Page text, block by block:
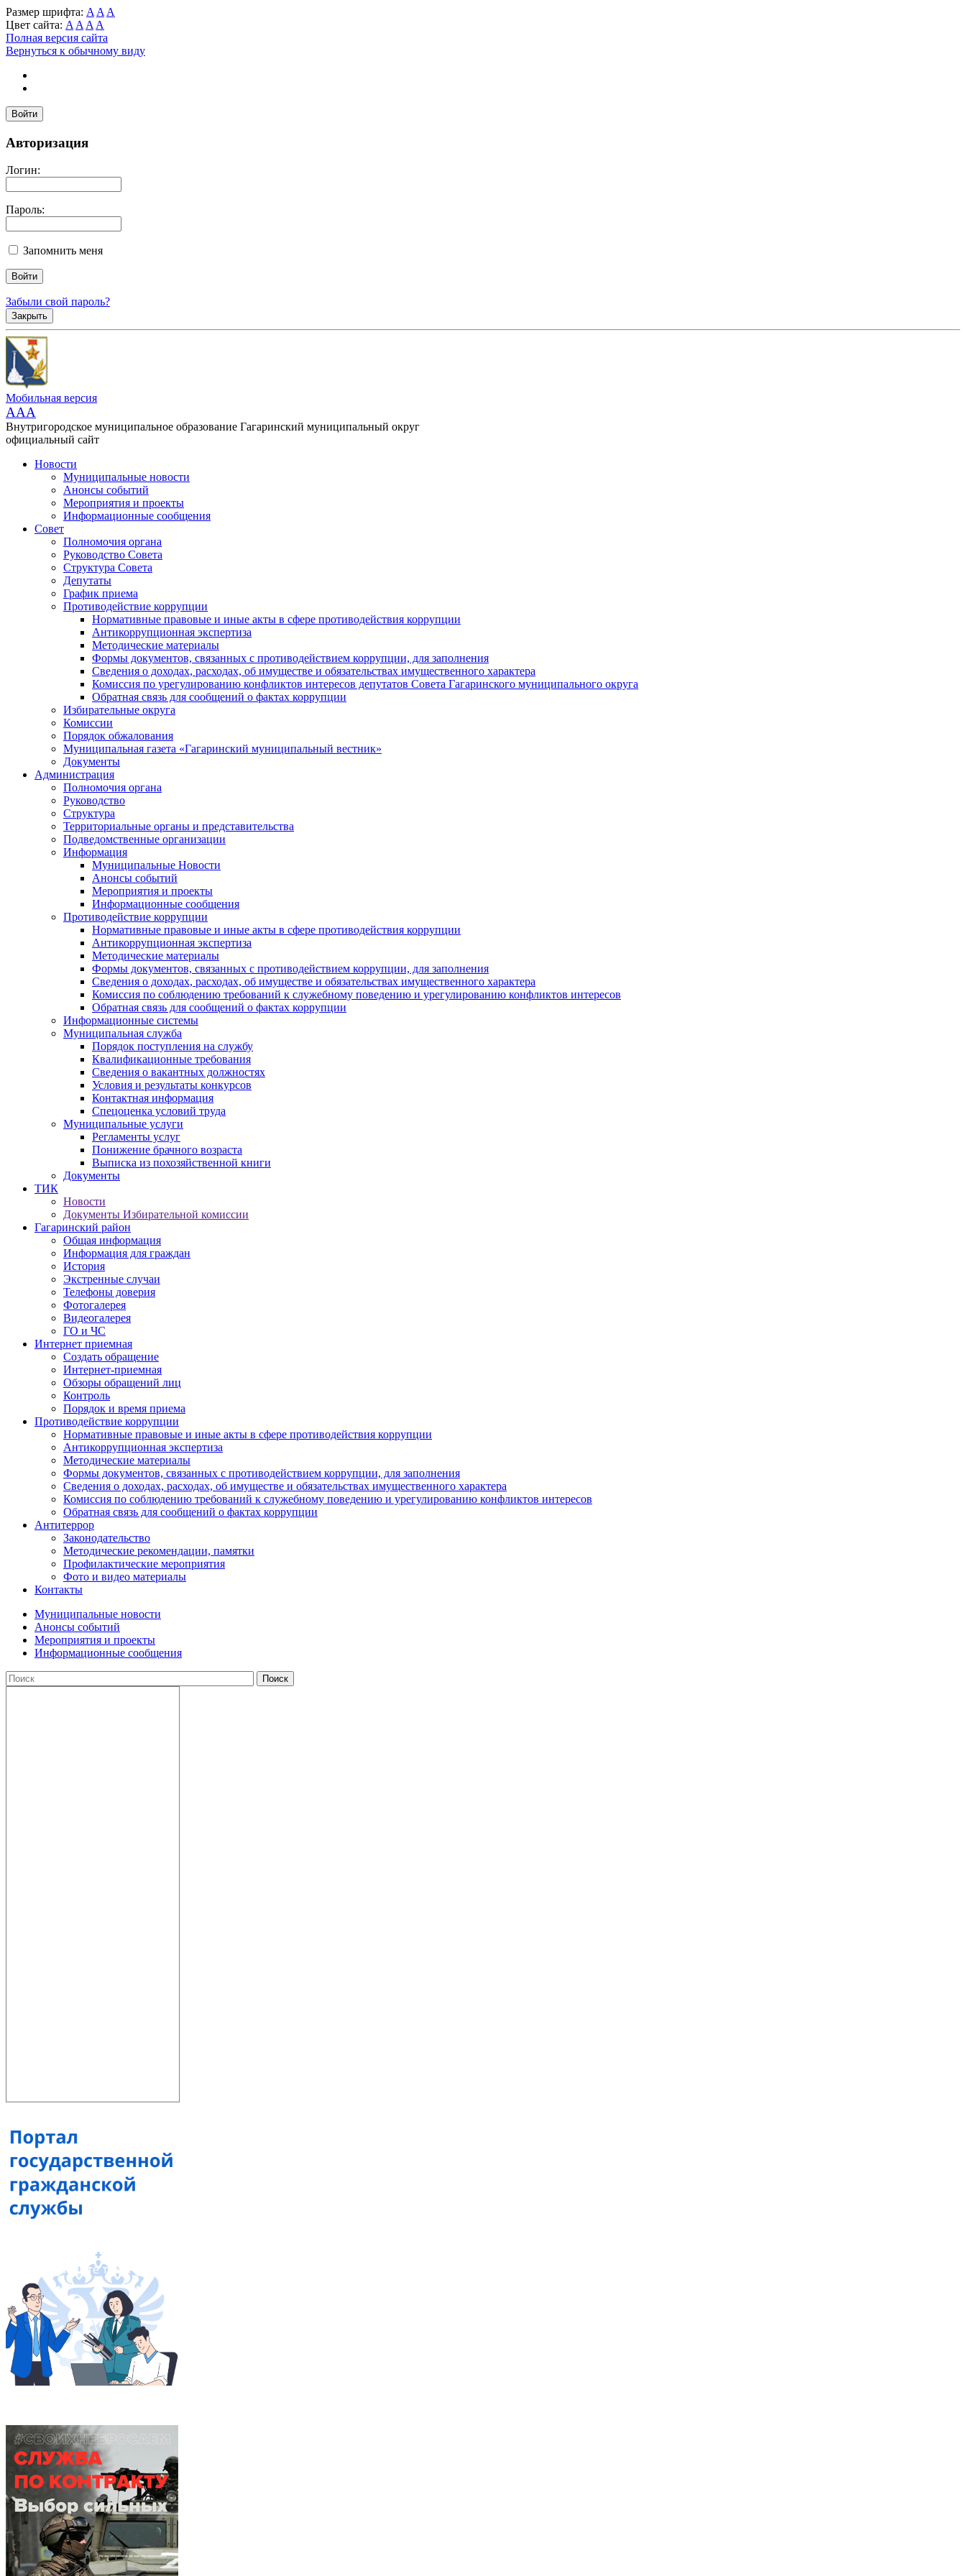
Размер шрифта: A A A
Цвет сайта: A A A A
Полная версия сайта
Вернуться к обычному виду
Войти
Авторизация
Логин:
Пароль:
Запомнить меня
Забыли свой пароль?
Закрыть
Мобильная версия
AAA
Внутригородское муниципальное образование Гагаринский муниципальный округ
официальный сайт
Новости
Муниципальные новости
Анонсы событий
Мероприятия и проекты
Информационные сообщения
Совет
Полномочия органа
Руководство Совета
Структура Совета
Депутаты
График приема
Противодействие коррупции
Нормативные правовые и иные акты в сфере противодействия коррупции
Антикоррупционная экспертиза
Методические материалы
Формы документов, связанных с противодействием коррупции, для заполнения
Сведения о доходах, расходах, об имуществе и обязательствах имущественного характера
Комиссия по урегулированию конфликтов интересов депутатов Совета Гагаринского муниципального округа
Обратная связь для сообщений о фактах коррупции
Избирательные округа
Комиссии
Порядок обжалования
Муниципальная газета «Гагаринский муниципальный вестник»
Документы
Администрация
Полномочия органа
Руководство
Структура
Территориальные органы и представительства
Подведомственные организации
Информация
Муниципальные Новости
Анонсы событий
Мероприятия и проекты
Информационные сообщения
Противодействие коррупции
Нормативные правовые и иные акты в сфере противодействия коррупции
Антикоррупционная экспертиза
Методические материалы
Формы документов, связанных с противодействием коррупции, для заполнения
Сведения о доходах, расходах, об имуществе и обязательствах имущественного характера
Комиссия по соблюдению требований к служебному поведению и урегулированию конфликтов интересов
Обратная связь для сообщений о фактах коррупции
Информационные системы
Муниципальная служба
Порядок поступления на службу
Квалификационные требования
Сведения о вакантных должностях
Условия и результаты конкурсов
Контактная информация
Спецоценка условий труда
Муниципальные услуги
Регламенты услуг
Понижение брачного возраста
Выписка из похозяйственной книги
Документы
ТИК
Новости
Документы Избирательной комиссии
Гагаринский район
Общая информация
Информация для граждан
История
Экстренные случаи
Телефоны доверия
Фотогалерея
Видеогалерея
ГО и ЧС
Интернет приемная
Создать обращение
Интернет-приемная
Обзоры обращений лиц
Контроль
Порядок и время приема
Противодействие коррупции
Нормативные правовые и иные акты в сфере противодействия коррупции
Антикоррупционная экспертиза
Методические материалы
Формы документов, связанных с противодействием коррупции, для заполнения
Сведения о доходах, расходах, об имуществе и обязательствах имущественного характера
Комиссия по соблюдению требований к служебному поведению и урегулированию конфликтов интересов
Обратная связь для сообщений о фактах коррупции
Антитеррор
Законодательство
Методические рекомендации, памятки
Профилактические мероприятия
Фото и видео материалы
Контакты
Муниципальные новости
Анонсы событий
Мероприятия и проекты
Информационные сообщения